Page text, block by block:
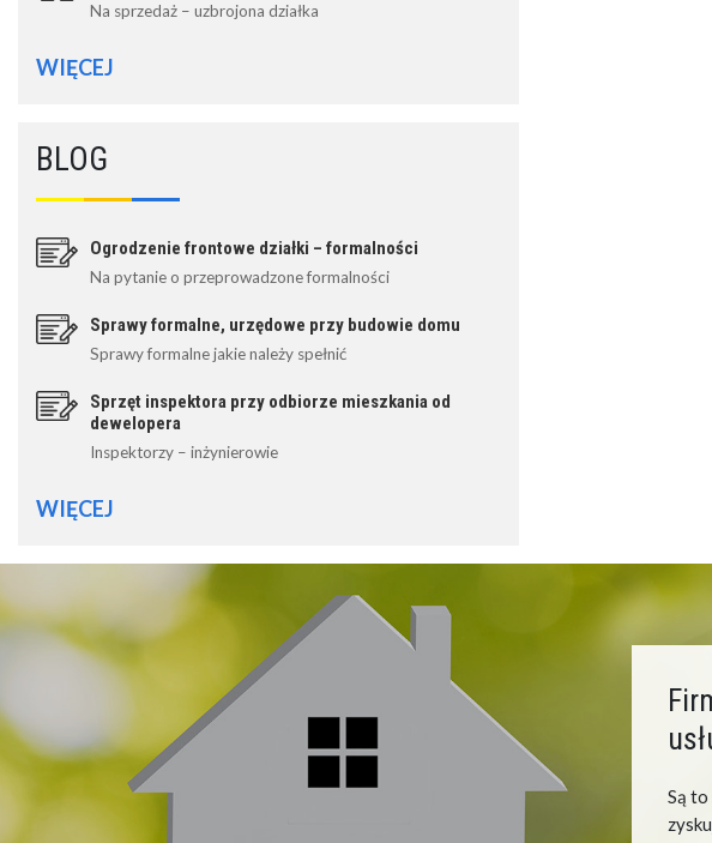
Na sprzedaż – uzbrojona działka
WIĘCEJ
BLOG
Ogrodzenie frontowe działki – formalności
Na pytanie o przeprowadzone formalności
Sprawy formalne, urzędowe przy budowie domu
Sprawy formalne jakie należy spełnić
Sprzęt inspektora przy odbiorze mieszkania od
dewelopera
Inspektorzy – inżynierowie
WIĘCEJ
Są